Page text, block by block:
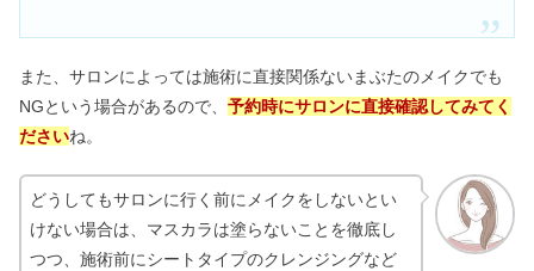
また、サロンによっては施術に直接関係ないまぶたのメイクでも
NGという場合があるので、 予約時にサロンに直接確認してみてく
ださいね。
どうしてもサロンに行く前にメイクをしないとい
けない場合は、マスカラは塗らないことを徹底し
つつ、施術前にシートタイプのクレンジングなど